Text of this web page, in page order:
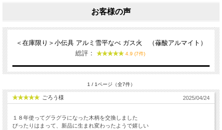
お客様の声
＜在庫限り＞小伝具 アルミ雪平なべ ガス火 （蓚酸アルマイト）
総評：
4.9 (7件)
1 / 1ページ（全7件）
ごろう様 2025/04/24
１８年使ってグラグラになった木柄を交換しました
ぴったりはまって、新品に生まれ変わったようで嬉しい